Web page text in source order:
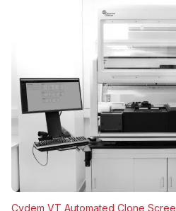
Cydem VT Automated Clone